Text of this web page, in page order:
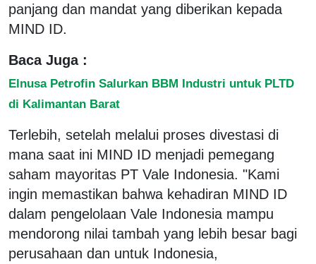
panjang dan mandat yang diberikan kepada
MIND ID.
Baca Juga :
Elnusa Petrofin Salurkan BBM Industri untuk PLTD
di Kalimantan Barat
Terlebih, setelah melalui proses divestasi di
mana saat ini MIND ID menjadi pemegang
saham mayoritas PT Vale Indonesia. "Kami
ingin memastikan bahwa kehadiran MIND ID
dalam pengelolaan Vale Indonesia mampu
mendorong nilai tambah yang lebih besar bagi
perusahaan dan untuk Indonesia,